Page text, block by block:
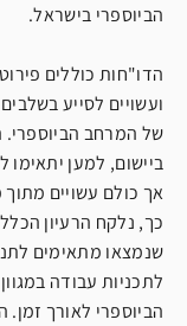
הביוספרי בישראל.
הדו"חות כוללים
של המרחב
ביישום, למען יתאימו
אך כולם עשויים
כך, נלקח הרעיון
שנמצאו מתאימים
לתכניות עבודה
הביוספרי לאורך